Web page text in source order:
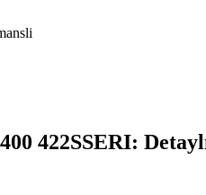
422SSERI: